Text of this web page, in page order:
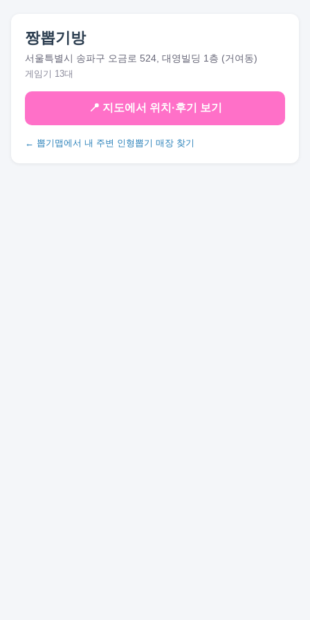
짱뽑기방
서울특별시 송파구 오금로 524, 대영빌딩 1층 (거여동)
게임기 13대
📍 지도에서 위치·후기 보기
← 뽑기맵에서 내 주변 인형뽑기 매장 찾기